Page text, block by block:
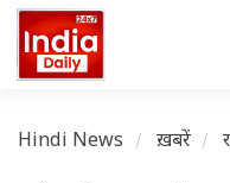
Hindi News ख़बरें